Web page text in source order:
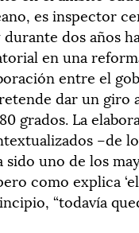
es inspector
dos años
en una
entre el
dar un giro
grados. La
–de
sido uno de los
como explica
“todavía